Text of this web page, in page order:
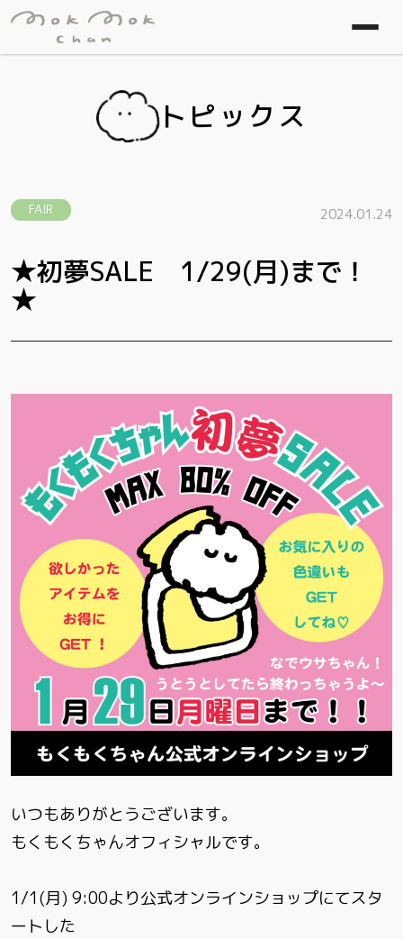
トピックス
FAIR 2024.01.24
★初夢SALE 1/29(月)まで！
★
いつもありがとうございます。
もくもくちゃんオフィシャルです。
1/1(月) 9:00より公式オンラインショップにてスタ
ートした